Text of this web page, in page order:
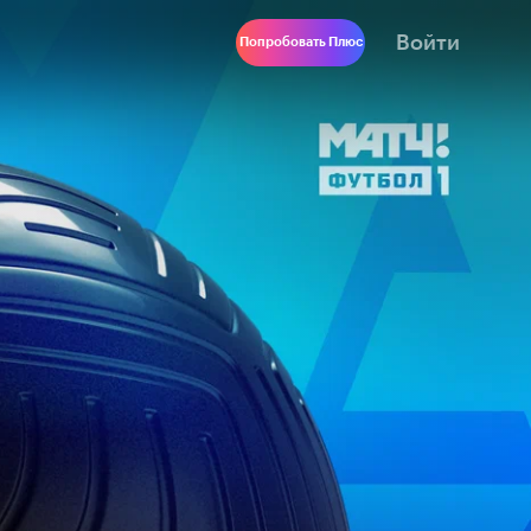
Попробовать Плюс Войти